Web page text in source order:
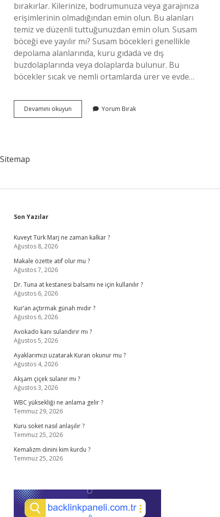
bırakırlar. Kilerinize, bodrumunuza veya garajınıza
erişimlerinin olmadığından emin olun. Bu alanları
temiz ve düzenli tuttuğunuzdan emin olun. Susam
böceği eve yayılır mı? Susam böcekleri genellikle
depolama alanlarında, kuru gıdada ve dış
buzdolaplarında veya dolaplarda bulunur. Bu
böcekler sıcak ve nemli ortamlarda ürer ve evde…
Devamını okuyun
Gibi
Yorum Bırak
Sitemap
Sidebar
Son Yazılar
Kuveyt Türk Marj ne zaman kalkar ?
Ağustos 8, 2026
Makale özette atıf olur mu ?
Ağustos 7, 2026
Dr. Tuna at kestanesi balsamı ne için kullanılır ?
Ağustos 6, 2026
Kur’an açtırmak günah mıdır ?
Ağustos 6, 2026
Avokado kanı sulandırır mı ?
Ağustos 5, 2026
Ayaklarımızı uzatarak Kuran okunur mu ?
Ağustos 4, 2026
Akşam çiçek sulanır mı ?
Ağustos 3, 2026
WBC yüksekliği ne anlama gelir ?
Temmuz 29, 2026
Kuru soket nasıl anlaşılır ?
Temmuz 25, 2026
Kemalizm dinini kim kurdu ?
Temmuz 25, 2026